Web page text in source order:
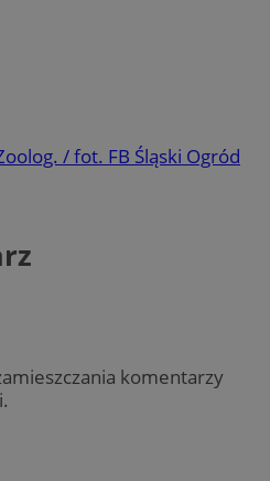
/ fot. FB Śląski Ogród
komentarzy